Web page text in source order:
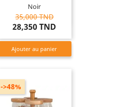
Noir
35,000 TND
28,350 TND
Ajouter au panier
->48%